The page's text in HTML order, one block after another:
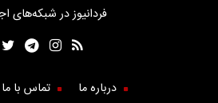
فردانیوز در شبکه‌های
درباره ما تماس با ما